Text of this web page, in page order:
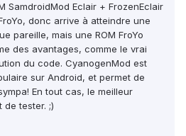
SamdroidMod Eclair + FrozenEclair
donc arrive à atteindre une
pareille, mais une ROM FroYo
des avantages, comme le vrai
du code. CyanogenMod est
sur Android, et permet de
En tout cas, le meilleur
de tester. ;)